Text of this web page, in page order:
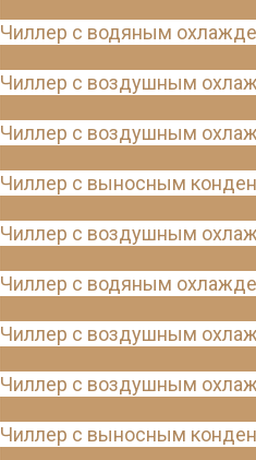
Чиллер с водяным
Чиллер с воздушным
Чиллер с воздушным
Чиллер с выносным
Чиллер с воздушным
Чиллер с водяным
Чиллер с воздушным
Чиллер с воздушным
Чиллер с выносным